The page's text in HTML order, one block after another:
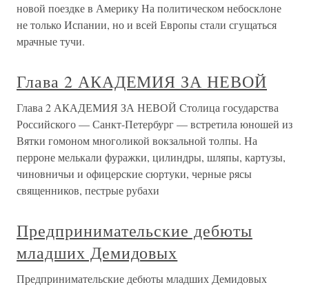
новой поездке в Америку На политическом небосклоне
не только Испании, но и всей Европы стали сгущаться
мрачные тучи.
Глава 2 АКАДЕМИЯ ЗА НЕВОЙ
Глава 2 АКАДЕМИЯ ЗА НЕВОЙ Столица государства
Российского — Санкт-Петербург — встретила юношей из
Вятки гомоном многоликой вокзальной толпы. На
перроне мелькали фуражки, цилиндры, шляпы, картузы,
чиновничьи и офицерские сюртуки, черные рясы
священников, пестрые рубахи
Предпринимательские дебюты
младших Демидовых
Предпринимательские дебюты младших Демидовых